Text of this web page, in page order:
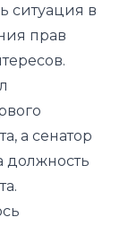
ситуация в
прав
а сенатор
должность